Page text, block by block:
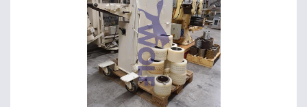
ANWENDEN LÖSCHEN